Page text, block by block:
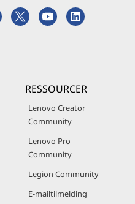
RESSOURCER
Lenovo Creator
Community
Lenovo Pro
Community
Legion Community
E-mailtilmelding